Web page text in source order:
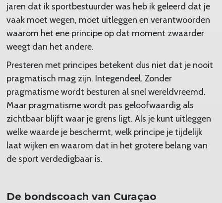
jaren dat ik sportbestuurder was heb ik geleerd dat je
vaak moet wegen, moet uitleggen en verantwoorden
waarom het ene principe op dat moment zwaarder
weegt dan het andere.
Presteren met principes betekent dus niet dat je nooit
pragmatisch mag zijn. Integendeel. Zonder
pragmatisme wordt besturen al snel wereldvreemd.
Maar pragmatisme wordt pas geloofwaardig als
zichtbaar blijft waar je grens ligt. Als je kunt uitleggen
welke waarde je beschermt, welk principe je tijdelijk
laat wijken en waarom dat in het grotere belang van
de sport verdedigbaar is.
De bondscoach van Curaçao